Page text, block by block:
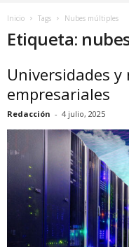
Inicio Tags Nubes múltiples
Etiqueta:
Universidades
empresariales
Redacción - 4 julio, 2025